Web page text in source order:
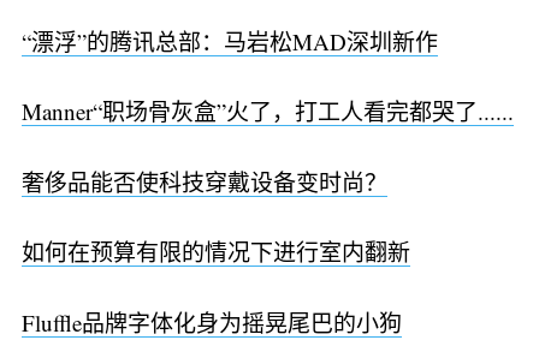
“漂浮”的腾讯总部：马岩松MAD深圳新作
Manner“职场骨灰盒”火了，打工人看完都哭了......
奢侈品能否使科技穿戴设备变时尚？
如何在预算有限的情况下进行室内翻新
Fluffle品牌字体化身为摇晃尾巴的小狗